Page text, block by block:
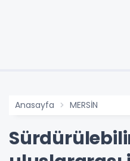
Anasayfa MERSİN